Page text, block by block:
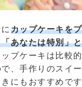
カップケーキを
あなたは特別」
プケーキは比較
、手作りのスイ
にもおすすめです